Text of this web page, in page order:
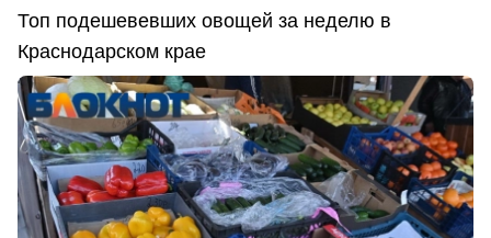
Топ подешевевших овощей за неделю в
Краснодарском крае